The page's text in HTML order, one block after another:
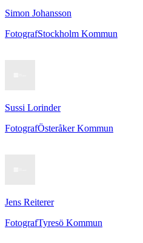
Simon Johansson
FotografStockholm Kommun
Sussi Lorinder
FotografÖsteråker Kommun
Jens Reiterer
FotografTyresö Kommun